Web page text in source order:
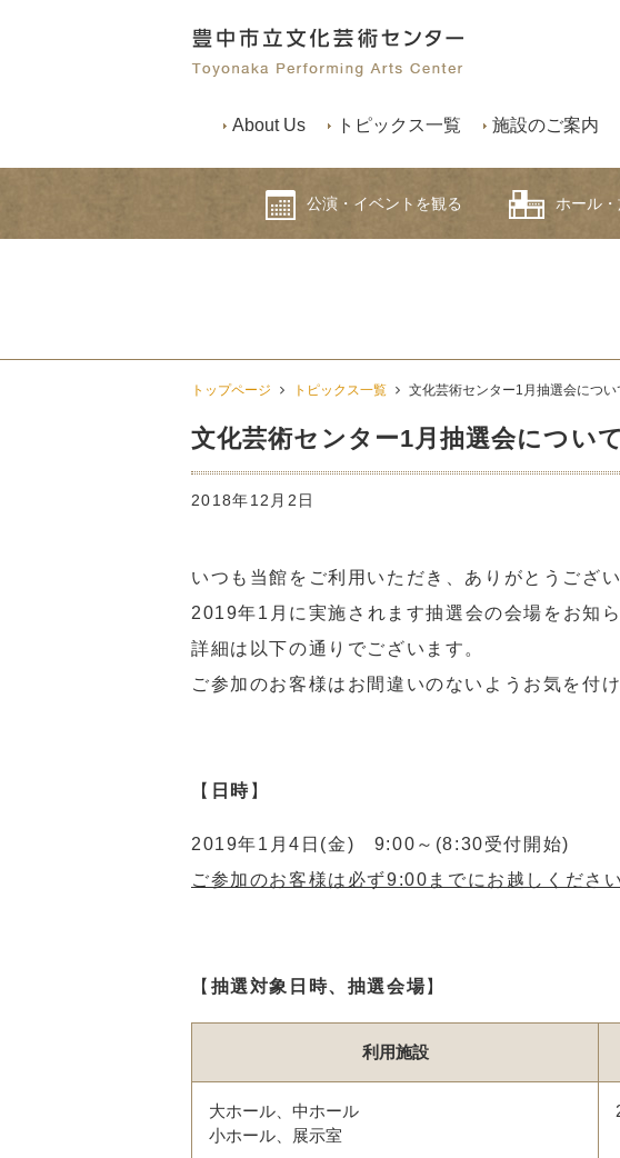
About Us トピックス一覧 施設のご案内
公演・イベントを観る ホール
トップページ トピックス一覧 文化芸術センター1月抽選会につい
文化芸術センター1月抽選会について
2018年12月2日
いつも当館をご利用いただき、ありがとうござい
2019年1月に実施されます抽選会の会場をお知ら
詳細は以下の通りでございます。
ご参加のお客様はお間違いのないようお気を付
【 日時 】
2019年1月4日(金) 9:00～(8:30受付開始)
ご参加のお客様は必ず9:00までにお越しくださ
【 抽選対象日時、抽選会場】
利用施設
大ホール、中ホール
小ホール、展示室